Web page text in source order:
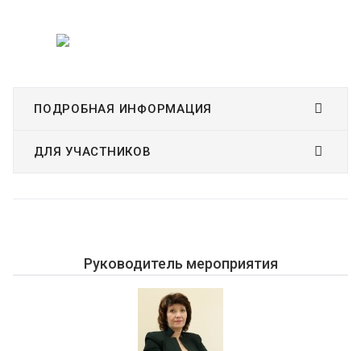
ПОДРОБНАЯ ИНФОРМАЦИЯ
ДЛЯ УЧАСТНИКОВ
Руководитель мероприятия